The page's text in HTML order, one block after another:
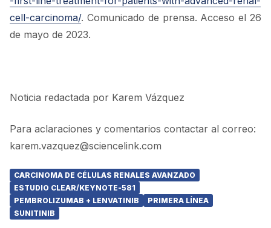
cell-carcinoma/. Comunicado de prensa. Acceso el 26
de mayo de 2023.
Noticia redactada por Karem Vázquez
Para aclaraciones y comentarios contactar al correo:
karem.vazquez@sciencelink.com
CARCINOMA DE CÉLULAS RENALES AVANZADO
ESTUDIO CLEAR/KEYNOTE-581
PEMBROLIZUMAB + LENVATINIB
PRIMERA LÍNEA
SUNITINIB